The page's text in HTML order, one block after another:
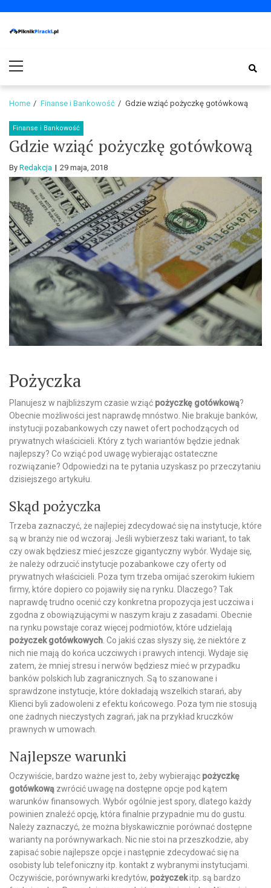
navigation
content
Menu
Home Finanse i Bankowość Gdzie wziąć pożyczkę gotówkową
Finanse i Bankowość
Gdzie wziąć pożyczkę gotówkową
By Redakcja 29 maja, 2018
Pożyczka
Planujesz w najbliższym czasie wziąć pożyczkę gotówkową?
Obecnie możliwości jest naprawdę mnóstwo. Nie brakuje banków,
instytucji pozabankowych czy nawet ofert pochodzących od
prywatnych właścicieli. Który z tych wariantów będzie jednak
najlepszy? Co wziąć pod uwagę wybierając ostateczne
rozwiązanie? Odpowiedzi na te pytania uzyskasz po przeczytaniu
dzisiejszego artykułu.
Skąd pożyczka
Trzeba zaznaczyć, że najlepiej zdecydować się na instytucje, które
są w branży nie od wczoraj. Jeśli wybierzesz taki wariant, to tak
czy owak będziesz mieć jeszcze gigantyczny wybór. Wydaje się,
że należy odrzucić instytucje pozabankowe czy oferty od
prywatnych właścicieli. Poza tym trzeba omijać szerokim łukiem
firmy, które dopiero co pojawiły się na rynku. Dlaczego? Tak
naprawdę trudno ocenić czy konkretna propozycja jest uczciwa i
zgodna z obowiązującymi w naszym kraju z zasadami. Obecnie
na rynku powstaje coraz więcej podmiotów, które udzielają
pożyczek gotówkowych . Co jakiś czas słyszy się, że niektóre z
nich nie mają do końca uczciwych i prawych intencji. Wydaje się
zatem, że mniej stresu i nerwów będziesz mieć w przypadku
banków polskich lub zagranicznych. Są to szanowane i
sprawdzone instytucje, które dokładają wszelkich starań, aby
Klienci byli zadowoleni z efektu końcowego. Poza tym nie stosują
one żadnych nieczystych zagrań, jak na przykład kruczków
prawnych w umowach.
Najlepsze warunki
Oczywiście, bardzo ważne jest to, żeby wybierając pożyczkę
gotówkową zwrócić uwagę na dostępne opcje pod kątem
warunków finansowych. Wybór ogólnie jest spory, dlatego każdy
powinien znaleźć opcję, która finalnie przypadnie mu do gustu.
Należy zaznaczyć, że można błyskawicznie porównać dostępne
warianty na porównywarkach. Nic nie stoi na przeszkodzie, aby
zapisać sobie najlepsze opcje i następnie zdecydować się na
osobisty lub telefoniczny itp. kontakt z wybranymi instytucjami.
Oczywiście, porównywarki kredytów, pożyczekitp. są bardzo